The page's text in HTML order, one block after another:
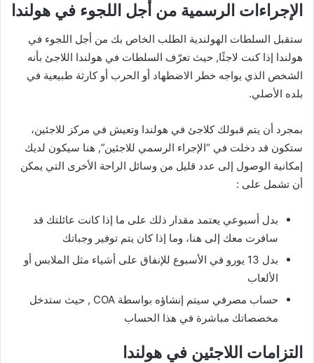
الإجراءات الرسمية من أجل اللجوء في هولندا
ستقبل السلطات الهولندية الطلب الخاص بك من أجل اللجوء في
هولندا إذا كنت لاجئًا, حيث تعرّف السلطات في هولندا اللاجئ بأنه
الشخص الذي يواجه خطر الاضطهاد أو الحرب أو كارثة طبيعية في
بلده الأصلي.
بمجرد أن يتم قبولك كلاجئ في هولندا وتعيش في مركز للاجئين،
ستكون قد دخلت في “الإجراء الرسمي للاجئين”, هنا سيكون لديك
إمكانية الوصول إلى عدد قليل من وسائل الراحة الأخرى التي يمكن
أن تشمل على :
بدل أسبوعي يعتمد مقدار ذلك على ما إذا كانت عائلتك قد
سافرت معك إلى هنا، وما إذا كان يتم توفير وجباتك
بدل 13 يورو في الأسبوع للإنفاق على أشياء مثل الملابس أو
الألعاب
حساب مصرفي سيتم إنشاؤه بواسطة COA , حيث ستدخل
مخصصاتك مباشرة في هذا الحساب
التزامات اللاجئين في هولندا